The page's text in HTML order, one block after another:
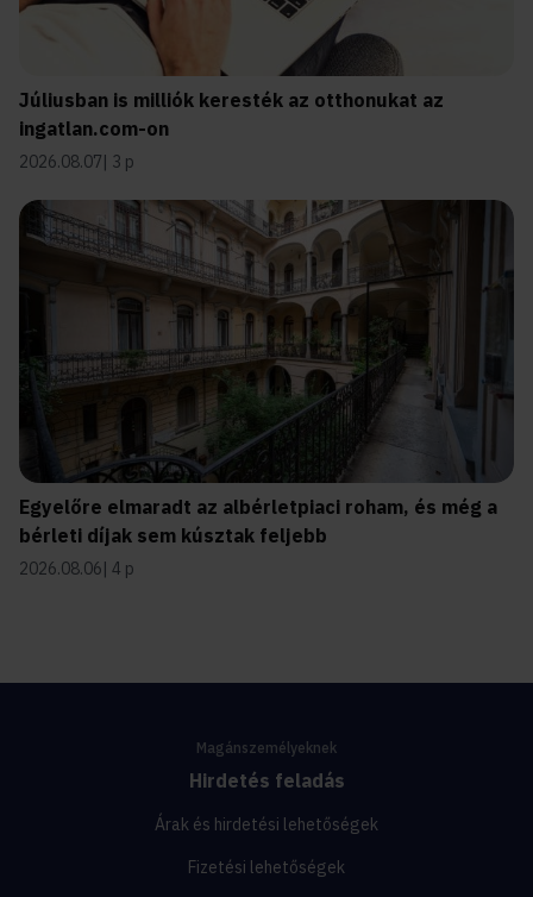
Júliusban is milliók keresték az otthonukat az
ingatlan.com-on
2026.08.07 3 p
Egyelőre elmaradt az albérletpiaci roham, és még a
bérleti díjak sem kúsztak feljebb
2026.08.06 4 p
Magánszemélyeknek
Hirdetés feladás
Árak és hirdetési lehetőségek
Fizetési lehetőségek